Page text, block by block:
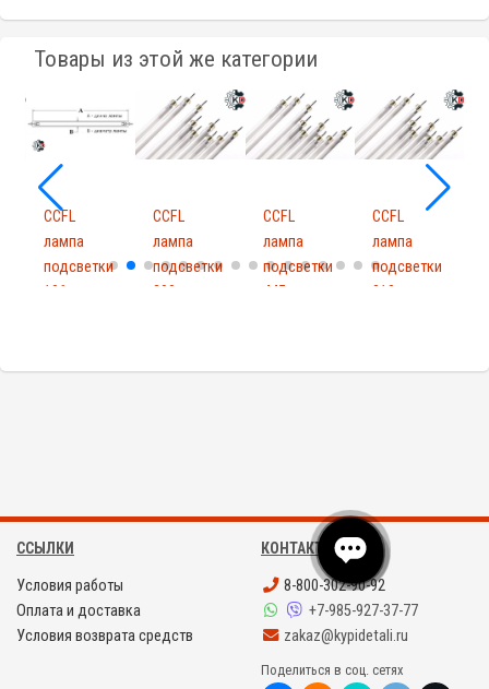
Товары из этой же категории
CCFL
лампа
подсветки
106mm
CCFL
лампа
подсветки
290mm
CCFL
лампа
подсветки
445mm
CCFL
лампа
подсветки
313mm
ССЫЛКИ
Условия работы
Оплата и доставка
Условия возврата средств
КОНТАКТЫ
8-800-302-90-92
+7-985-927-37-77
zakaz@kypidetali.ru
Поделиться в соц. сетях